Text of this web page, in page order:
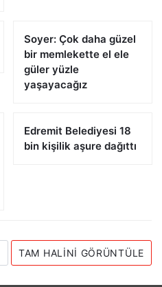
Soyer: Çok daha güzel
bir memlekette el ele
güler yüzle
yaşayacağız
Edremit Belediyesi 18
bin kişilik aşure dağıttı
TAM HALINI GÖRÜNTÜLE